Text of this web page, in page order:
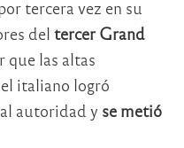
tercera vez en su
del tercer Grand
que las altas
italiano logró
autoridad y se metió